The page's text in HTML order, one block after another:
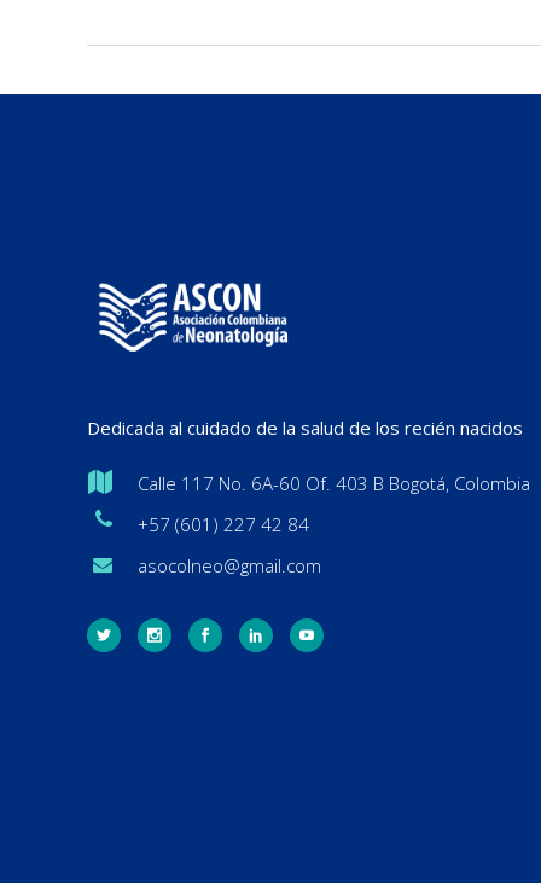
Dedicada al cuidado de la salud de los recién nacidos
Calle 117 No. 6A-60 Of. 403 B Bogotá, Colombia
+57 (601) 227 42 84
asocolneo@gmail.com